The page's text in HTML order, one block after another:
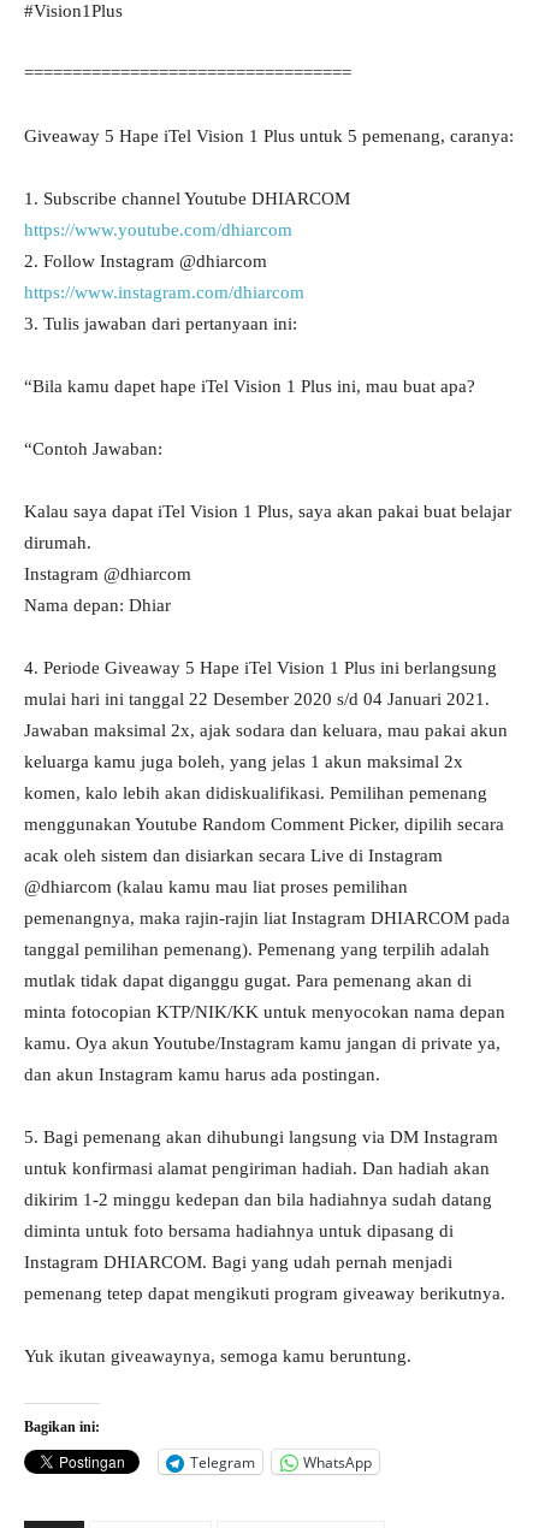
#Vision1Plus
==================================
Giveaway 5 Hape iTel Vision 1 Plus untuk 5 pemenang, caranya:
1. Subscribe channel Youtube DHIARCOM
https://www.youtube.com/dhiarcom
2. Follow Instagram @dhiarcom
https://www.instagram.com/dhiarcom
3. Tulis jawaban dari pertanyaan ini:
“Bila kamu dapet hape iTel Vision 1 Plus ini, mau buat apa?
“Contoh Jawaban:
Kalau saya dapat iTel Vision 1 Plus, saya akan pakai buat belajar
dirumah.
Instagram @dhiarcom
Nama depan: Dhiar
4. Periode Giveaway 5 Hape iTel Vision 1 Plus ini berlangsung
mulai hari ini tanggal 22 Desember 2020 s/d 04 Januari 2021.
Jawaban maksimal 2x, ajak sodara dan keluara, mau pakai akun
keluarga kamu juga boleh, yang jelas 1 akun maksimal 2x
komen, kalo lebih akan didiskualifikasi. Pemilihan pemenang
menggunakan Youtube Random Comment Picker, dipilih secara
acak oleh sistem dan disiarkan secara Live di Instagram
@dhiarcom (kalau kamu mau liat proses pemilihan
pemenangnya, maka rajin-rajin liat Instagram DHIARCOM pada
tanggal pemilihan pemenang). Pemenang yang terpilih adalah
mutlak tidak dapat diganggu gugat. Para pemenang akan di
minta fotocopian KTP/NIK/KK untuk menyocokan nama depan
kamu. Oya akun Youtube/Instagram kamu jangan di private ya,
dan akun Instagram kamu harus ada postingan.
5. Bagi pemenang akan dihubungi langsung via DM Instagram
untuk konfirmasi alamat pengiriman hadiah. Dan hadiah akan
dikirim 1-2 minggu kedepan dan bila hadiahnya sudah datang
diminta untuk foto bersama hadiahnya untuk dipasang di
Instagram DHIARCOM. Bagi yang udah pernah menjadi
pemenang tetep dapat mengikuti program giveaway berikutnya.
Yuk ikutan giveawaynya, semoga kamu beruntung.
Bagikan ini:
Telegram WhatsApp